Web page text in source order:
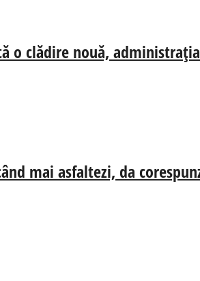
o clădire nouă,
mai asfaltezi, da